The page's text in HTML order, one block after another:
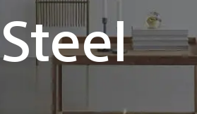
Steel